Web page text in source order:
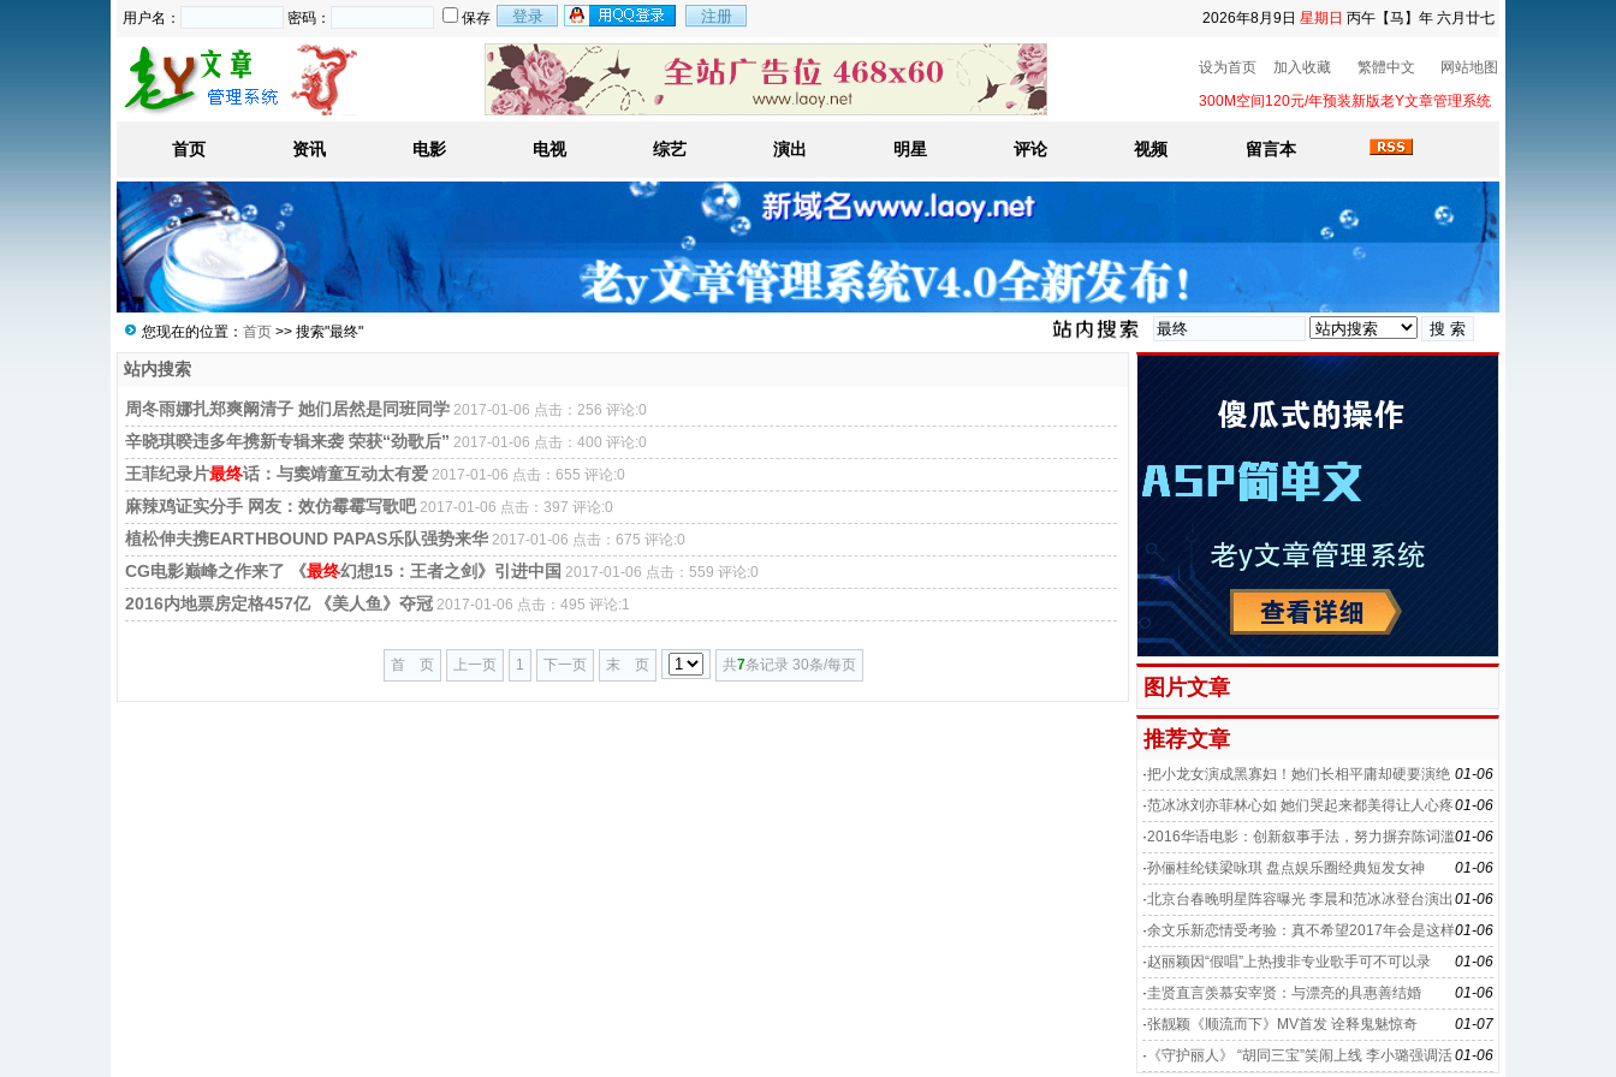
2026年8月9日 星期日 丙午【马】年 六月廿七
用户名： 密码： 保存
设为首页 加入收藏 繁體中文
网站地图
300M空间120元/年预装新版老Y文章管理系统
首页 资讯 电影 电视 综艺 演出 明星 评论 视频 留言本
您现在的位置： 首页 >> 搜索"最终"
站内搜索
周冬雨娜扎郑爽阚清子 她们居然是同班同学 2017-01-06 点击：256 评论:0
辛晓琪暌违多年携新专辑来袭 荣获“劲歌后” 2017-01-06 点击：400 评论:0
王菲纪录片最终话：与窦靖童互动太有爱 2017-01-06 点击：655 评论:0
麻辣鸡证实分手 网友：效仿霉霉写歌吧 2017-01-06 点击：397 评论:0
植松伸夫携EARTHBOUND PAPAS乐队强势来华 2017-01-06 点击：675 评论:0
CG电影巅峰之作来了 《最终幻想15：王者之剑》引进中国 2017-01-06 点击：559 评论:0
2016内地票房定格457亿 《美人鱼》夺冠 2017-01-06 点击：495 评论:1
首 页 上一页 1 下一页 末 页 共7条记录 30条/每页
图片文章
推荐文章
01-06
·把小龙女演成黑寡妇！她们长相平庸却硬要演绝
世美女
01-06
·范冰冰刘亦菲林心如 她们哭起来都美得让人心疼
01-06
·2016华语电影：创新叙事手法，努力摒弃陈词滥
调
01-06
·孙俪桂纶镁梁咏琪 盘点娱乐圈经典短发女神
01-06
·北京台春晚明星阵容曝光 李晨和范冰冰登台演出
01-06
·余文乐新恋情受考验：真不希望2017年会是这样
的开始
01-06
·赵丽颖因“假唱”上热搜非专业歌手可不可以录
唱？
01-06
·圭贤直言羡慕安宰贤：与漂亮的具惠善结婚
01-07
·张靓颖《顺流而下》MV首发 诠释鬼魅惊奇
01-06
· 《守护丽人》 “胡同三宝”笑闹上线 李小璐强调活